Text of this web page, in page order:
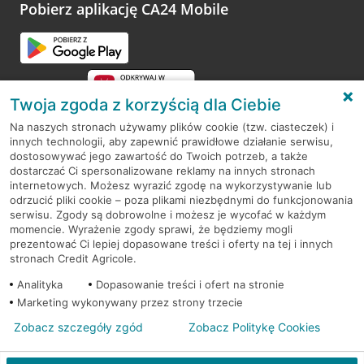
opinie.
Pobierz aplikację CA24 Mobile
RODO
Regulamin serwisu
Mapa serwisu
PolitykaCookies
© 2026 Credit Agricole Bank Polska S.A. Wszelkie prawa zastrzeżone
Twoja zgoda z korzyścią dla Ciebie
Na naszych stronach używamy plików cookie (tzw. ciasteczek) i
innych technologii, aby zapewnić prawidłowe działanie serwisu,
dostosowywać jego zawartość do Twoich potrzeb, a także
dostarczać Ci spersonalizowane reklamy na innych stronach
internetowych. Możesz wyrazić zgodę na wykorzystywanie lub
odrzucić pliki cookie – poza plikami niezbędnymi do funkcjonowania
serwisu. Zgody są dobrowolne i możesz je wycofać w każdym
momencie. Wyrażenie zgody sprawi, że będziemy mogli
prezentować Ci lepiej dopasowane treści i oferty na tej i innych
stronach Credit Agricole.
Analityka
Dopasowanie treści i ofert na stronie
Marketing wykonywany przez strony trzecie
Zobacz szczegóły zgód Zobacz Politykę Cookies